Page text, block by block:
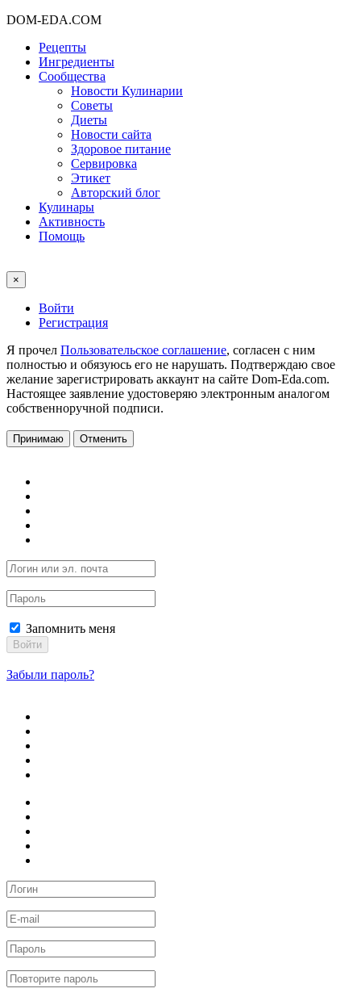
DOM-EDA.COM
Рецепты
Ингредиенты
Сообщества
Новости Кулинарии
Советы
Диеты
Новости сайта
Здоровое питание
Сервировка
Этикет
Авторский блог
Кулинары
Активность
Помощь
×
Войти
Регистрация
Я прочел Пользовательское соглашение, согласен с ним
полностью и обязуюсь его не нарушать. Подтверждаю свое
желание зарегистрировать аккаунт на сайте Dom-Eda.com.
Настоящее заявление удостоверяю электронным аналогом
собственноручной подписи.
Принимаю Отменить
Запомнить меня
Войти
Забыли пароль?